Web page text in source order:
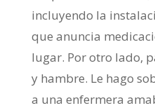
incluyendo la
que anuncia
lugar. Por otro lado,
y hambre. Le hago
a una enfermera